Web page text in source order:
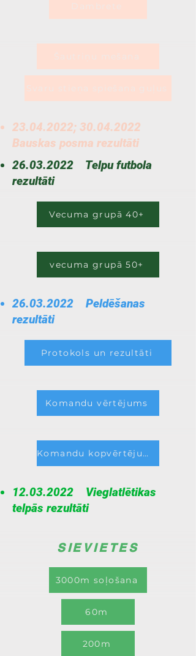
Dambrete
Šautriņu mešana
Svaru stieņa spiešana guļus
23.04.2022; 30.04.2022
Bauskas posma rezultāti
26.03.2022 Telpu futbola
rezultāti
Vecuma grupā 40+
vecuma grupā 50+
26.03.2022 Peldēšanas
rezultāti
Protokols un rezultāti
Komandu vērtējums
Komandu kopvērtējums
12.03.2022 Vieglatlētikas
telpās rezultāti
SIEVIETES
3000m soļošana
60m
200m